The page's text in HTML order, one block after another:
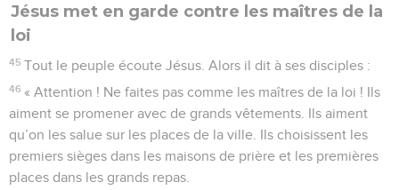
Jésus met en garde contre les maîtres de la
loi
45 Tout le peuple écoute Jésus. Alors il dit à ses disciples :
46 « Attention ! Ne faites pas comme les maîtres de la loi ! Ils
aiment se promener avec de grands vêtements. Ils aiment
qu’on les salue sur les places de la ville. Ils choisissent les
premiers sièges dans les maisons de prière et les premières
places dans les grands repas.